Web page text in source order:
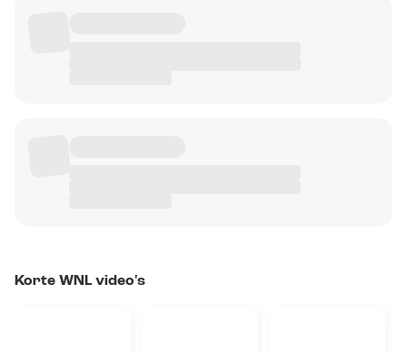
Korte WNL video's